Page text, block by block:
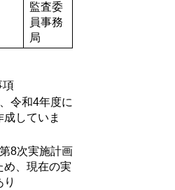
監査委
員事務
局
項
令和4年度に
していま
次実施計画
め、現在の実